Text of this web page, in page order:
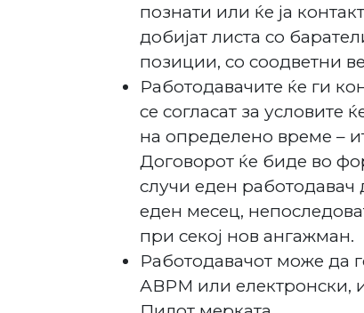
познати или ќе ја
добијат листа со
позиции, со соодветни
Работодавачите ќе ги
се согласат за
на определено време –
Договорот ќе биде во
случи еден работодавач
еден месец,
при секој нов ангажман.
Работодавачот може да
АВРМ или електронски,